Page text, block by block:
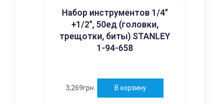
Набор инструментов 1/4″
+1/2″, 50ед (головки,
трещотки, биты) STANLEY
1-94-658
3,269грн. В корзину